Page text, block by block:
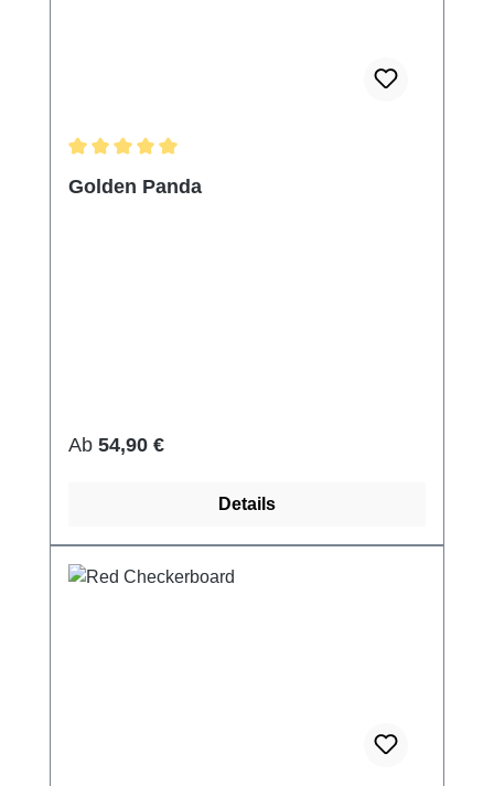
Golden Panda
Regulärer Preis:
Ab 54,90 €
Details